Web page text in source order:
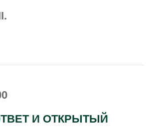
И ОТКРЫТЫЙ